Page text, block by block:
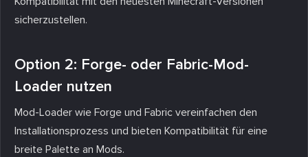
sicherzustellen.
Option 2: Forge- oder Fabric-Mod-
Loader nutzen
Mod-Loader wie Forge und Fabric vereinfachen den
Installationsprozess und bieten Kompatibilität für eine
breite Palette an Mods.